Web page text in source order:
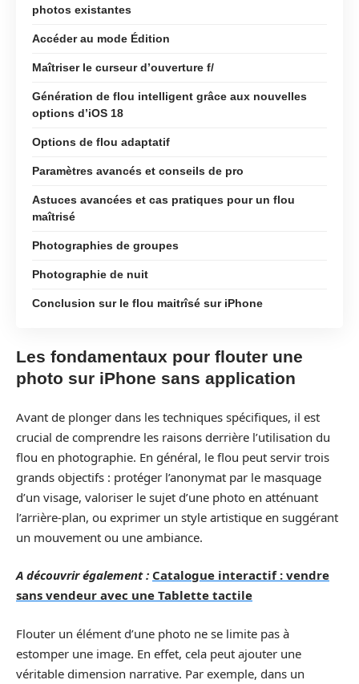
photos existantes
Accéder au mode Édition
Maîtriser le curseur d’ouverture f/
Génération de flou intelligent grâce aux nouvelles
options d’iOS 18
Options de flou adaptatif
Paramètres avancés et conseils de pro
Astuces avancées et cas pratiques pour un flou
maîtrisé
Photographies de groupes
Photographie de nuit
Conclusion sur le flou maitrîsé sur iPhone
Les fondamentaux pour flouter une
photo sur iPhone sans application
Avant de plonger dans les techniques spécifiques, il est
crucial de comprendre les raisons derrière l’utilisation du
flou en photographie. En général, le flou peut servir trois
grands objectifs : protéger l’anonymat par le masquage
d’un visage, valoriser le sujet d’une photo en atténuant
l’arrière-plan, ou exprimer un style artistique en suggérant
un mouvement ou une ambiance.
A découvrir également : Catalogue interactif : vendre
sans vendeur avec une Tablette tactile
Flouter un élément d’une photo ne se limite pas à
estomper une image. En effet, cela peut ajouter une
véritable dimension narrative. Par exemple, dans un